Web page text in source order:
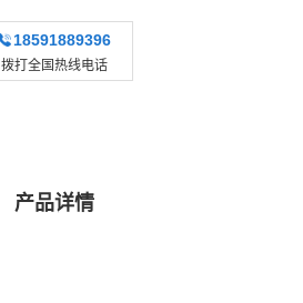
18591889396
拨打全国热线电话
产品详情